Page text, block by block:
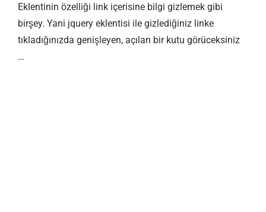
Eklentinin özelliği link içerisine bilgi gizlemek gibi
birşey. Yani jquery eklentisi ile gizlediğiniz linke
tıkladığınızda genişleyen, açılan bir kutu görüceksiniz
…